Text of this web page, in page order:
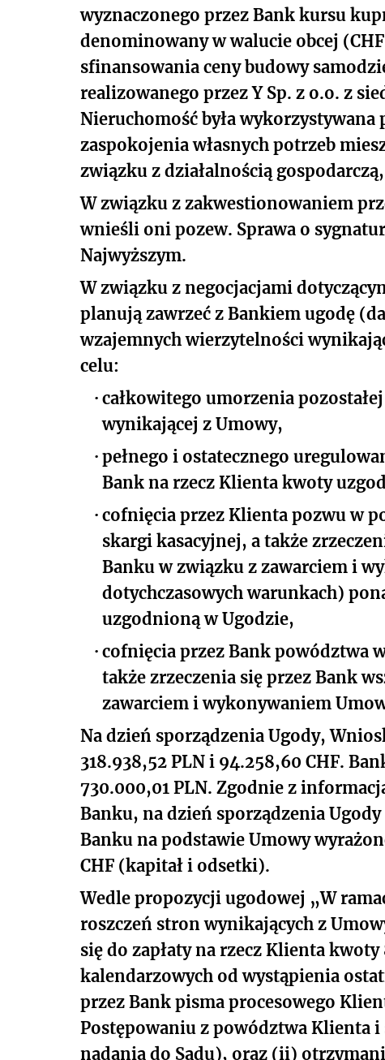
wyznaczonego przez Bank kursu
denominowany w walucie obcej
sfinansowania ceny budowy
realizowanego przez Y Sp. z o.o. z
Nieruchomość była
zaspokojenia własnych potrzeb
związku z działalnością
W związku z zakwestionowaniem
wnieśli oni pozew. Sprawa o
Najwyższym.
W związku z negocjacjami
planują zawrzeć z Bankiem ugodę
wzajemnych wierzytelności
celu:
· całkowitego umorzenia
wynikającej z Umowy,
· pełnego i ostatecznego
Bank na rzecz Klienta kwoty
· cofnięcia przez Klienta pozwu w
skargi kasacyjnej, a także
Banku w związku z zawarciem i
dotychczasowych warunkach)
uzgodnioną w Ugodzie,
· cofnięcia przez Bank powództwa
także zrzeczenia się przez Bank
zawarciem i wykonywaniem
Na dzień sporządzenia Ugody,
318.938,52 PLN i 94.258,60 CHF.
730.000,01 PLN. Zgodnie z
Banku, na dzień sporządzenia
Banku na podstawie Umowy
CHF (kapitał i odsetki).
Wedle propozycji ugodowej „W
roszczeń stron wynikających z
się do zapłaty na rzecz Klienta
kalendarzowych od wystąpienia
przez Bank pisma procesowego
Postępowaniu z powództwa Klienta
nadania do Sądu), oraz (ii)